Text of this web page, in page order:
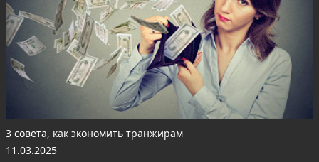
3 совета, как экономить транжирам
11.03.2025